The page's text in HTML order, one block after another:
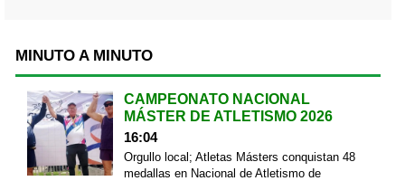
MINUTO A MINUTO
CAMPEONATO NACIONAL
MÁSTER DE ATLETISMO 2026
16:04
Orgullo local; Atletas Másters conquistan 48
medallas en Nacional de Atletismo de